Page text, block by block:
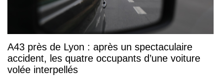
A43 près de Lyon : après un spectaculaire
accident, les quatre occupants d’une voiture
volée interpellés